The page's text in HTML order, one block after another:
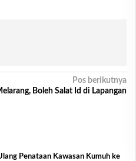
Pos berikutnya
Boleh Salat Id di Lapangan
Penataan Kawasan Kumuh ke